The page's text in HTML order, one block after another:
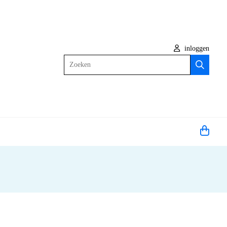
inloggen